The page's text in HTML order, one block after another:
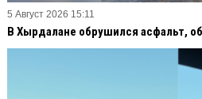
5 Август 2026 15:11
В Хырдалане обрушился асфальт,